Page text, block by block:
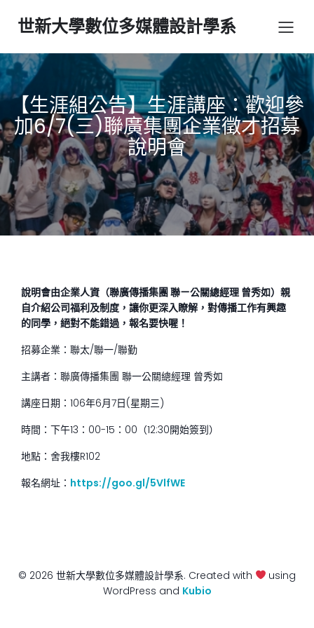
世新大學數位多媒體設計學系
【生涯組公告】生涯講座：歡迎參
加6/7(三)聯廣集團企業徵才招募
說明會
說明會由企業人資（聯廣傳播集團 聯ㄧ公關總經理 曾秀如）親
自介紹公司福利及制度，讓你更深入瞭解，對傳播工作有興趣
的同學，絕對不能錯過，報名要快喔！
招募企業：聯太/聯一/聯勤
主講者：聯廣傳播集團 聯一公關總經理 曾秀如
講座日期：106年6月7日(星期三)
時間：下午13：00-15：00（12:30開始簽到）
地點：舍我樓R102
報名網址： https://goo.gl/5VlfWE
© 2026 世新大學數位多媒體設計學系. Created with
using
WordPress and Kubio